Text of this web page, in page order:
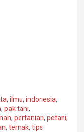
, ilmu, indonesia,
, pak tani,
, pertanian, petani,
, ternak, tips